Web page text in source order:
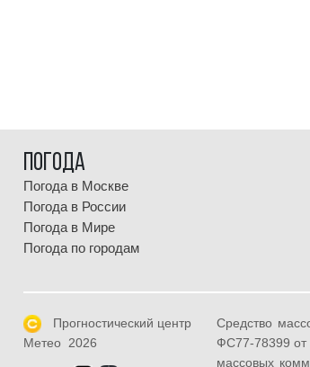
Погода
Погода в Москве
Погода в России
Погода в Мире
Погода по городам
Прогностический центр
Метео 2026
Средство
ФС77-78399 от
массовых